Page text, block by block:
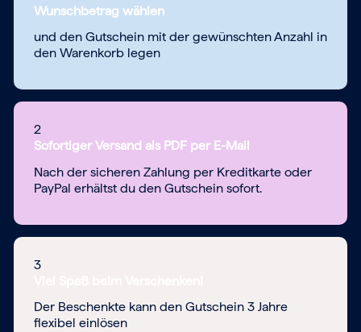
Wunschbetrag wählen
und den Gutschein mit der gewünschten Anzahl in
den Warenkorb legen
2
Sofortiger Versand als PDF per E-Mail
Nach der sicheren Zahlung per Kreditkarte oder
PayPal erhältst du den Gutschein sofort.
3
Der Beschenkte kann den Gutschein 3 Jahre
flexibel einlösen